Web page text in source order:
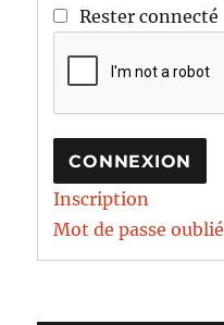
Rester connecté
CONNEXION
Inscription
Mot de passe oublié